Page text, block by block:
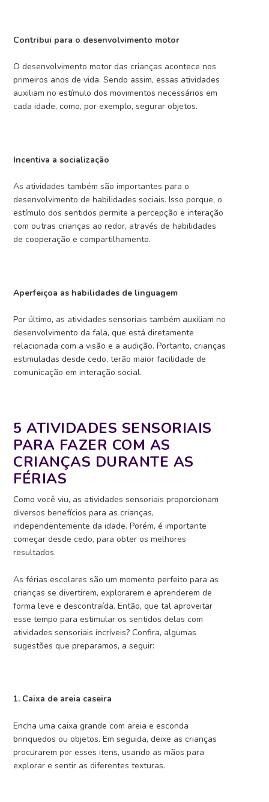
Contribui para o desenvolvimento motor
O desenvolvimento motor das crianças acontece nos
primeiros anos de vida. Sendo assim, essas atividades
auxiliam no estímulo dos movimentos necessários em
cada idade, como, por exemplo, segurar objetos.
Incentiva a socialização
As atividades também são importantes para o
desenvolvimento de habilidades sociais. Isso porque, o
estímulo dos sentidos permite a percepção e interação
com outras crianças ao redor, através de habilidades
de cooperação e compartilhamento.
Aperfeiçoa as habilidades de linguagem
Por último, as atividades sensoriais também auxiliam no
desenvolvimento da fala, que está diretamente
relacionada com a visão e a audição. Portanto, crianças
estimuladas desde cedo, terão maior facilidade de
comunicação em interação social.
5 ATIVIDADES SENSORIAIS
PARA FAZER COM AS
CRIANÇAS DURANTE AS
FÉRIAS
Como você viu, as atividades sensoriais proporcionam
diversos benefícios para as crianças,
independentemente da idade. Porém, é importante
começar desde cedo, para obter os melhores
resultados.
As férias escolares são um momento perfeito para as
crianças se divertirem, explorarem e aprenderem de
forma leve e descontraída. Então, que tal aproveitar
esse tempo para estimular os sentidos delas com
atividades sensoriais incríveis? Confira, algumas
sugestões que preparamos, a seguir:
1. Caixa de areia caseira
Encha uma caixa grande com areia e esconda
brinquedos ou objetos. Em seguida, deixe as crianças
procurarem por esses itens, usando as mãos para
explorar e sentir as diferentes texturas.